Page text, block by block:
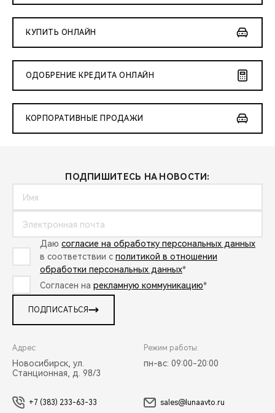
КУПИТЬ ОНЛАЙН
ОДОБРЕНИЕ КРЕДИТА ОНЛАЙН
КОРПОРАТИВНЫЕ ПРОДАЖИ
ПОДПИШИТЕСЬ НА НОВОСТИ:
Даю согласие на обработку персональных данных
в соответствии с политикой в отношении
обработки персональных данных*
Согласен на рекламную коммуникацию*
ПОДПИСАТЬСЯ
Адрес:
Новосибирск, ул.
Станционная, д. 98/3
Режим работы:
пн-вс: 09:00-20:00
+7 (383) 233-63-33 sales@lunaavto.ru